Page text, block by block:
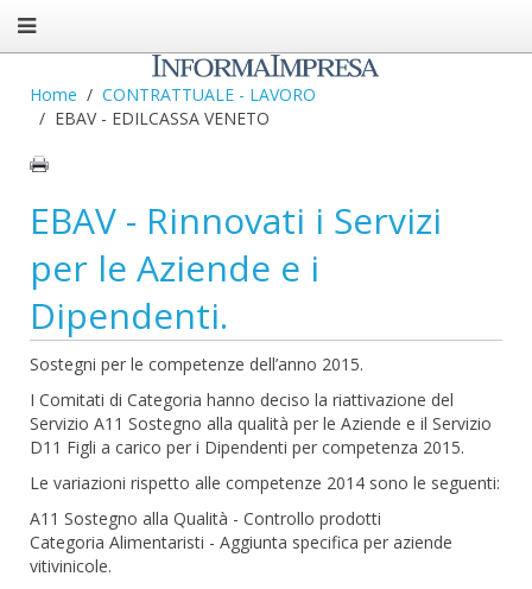
Home
CONTRATTUALE - LAVORO
EBAV - EDILCASSA VENETO
EBAV - Rinnovati i Servizi
per le Aziende e i
Dipendenti.
Sostegni per le competenze dell’anno 2015.
I Comitati di Categoria hanno deciso la riattivazione del
Servizio A11 Sostegno alla qualità per le Aziende e il Servizio
D11 Figli a carico per i Dipendenti per competenza 2015.
Le variazioni rispetto alle competenze 2014 sono le seguenti:
A11 Sostegno alla Qualità - Controllo prodotti
Categoria Alimentaristi - Aggiunta specifica per aziende
vitivinicole.